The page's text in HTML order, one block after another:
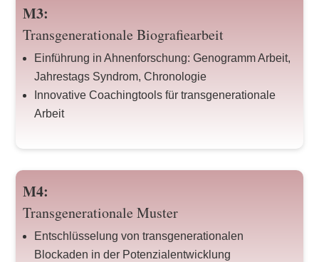
M3:
Transgenerationale Biografiearbeit
Einführung in Ahnenforschung: Genogramm Arbeit,
Jahrestags Syndrom, Chronologie
Innovative Coachingtools für transgenerationale
Arbeit
M4:
Transgenerationale Muster
Entschlüsselung von transgenerationalen
Blockaden in der Potenzialentwicklung